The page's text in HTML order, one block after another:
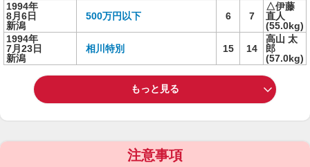
1994年
8月6日
新潟
500万円以下 6 7
△伊藤
直人
(55.0kg)
1994年
7月23日
新潟
相川特別 15 14
高山 太
郎
(57.0kg)
もっと見る
注意事項